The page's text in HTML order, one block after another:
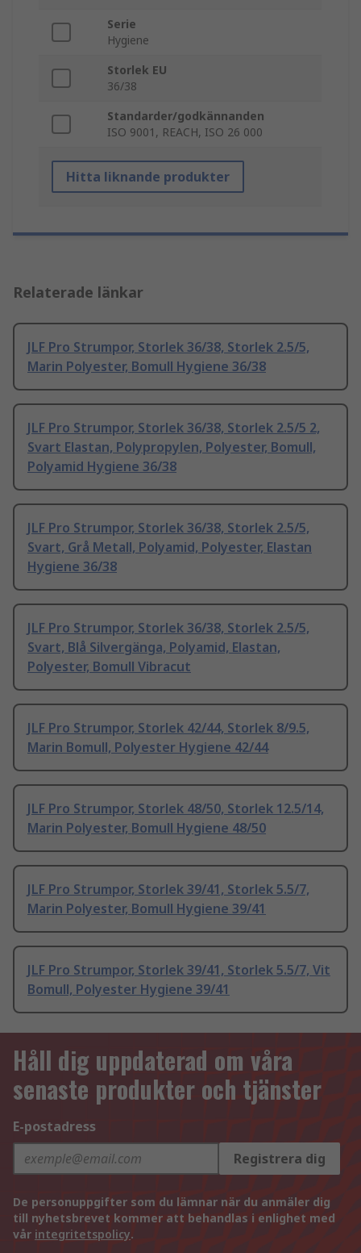
Serie
Hygiene
Storlek EU
36/38
Standarder/godkännanden
ISO 9001, REACH, ISO 26 000
Hitta liknande produkter
Relaterade länkar
JLF Pro Strumpor, Storlek 36/38, Storlek 2.5/5,
Marin Polyester, Bomull Hygiene 36/38
JLF Pro Strumpor, Storlek 36/38, Storlek 2.5/5 2,
Svart Elastan, Polypropylen, Polyester, Bomull,
Polyamid Hygiene 36/38
JLF Pro Strumpor, Storlek 36/38, Storlek 2.5/5,
Svart, Grå Metall, Polyamid, Polyester, Elastan
Hygiene 36/38
JLF Pro Strumpor, Storlek 36/38, Storlek 2.5/5,
Svart, Blå Silvergänga, Polyamid, Elastan,
Polyester, Bomull Vibracut
JLF Pro Strumpor, Storlek 42/44, Storlek 8/9.5,
Marin Bomull, Polyester Hygiene 42/44
JLF Pro Strumpor, Storlek 48/50, Storlek 12.5/14,
Marin Polyester, Bomull Hygiene 48/50
JLF Pro Strumpor, Storlek 39/41, Storlek 5.5/7,
Marin Polyester, Bomull Hygiene 39/41
JLF Pro Strumpor, Storlek 39/41, Storlek 5.5/7, Vit
Bomull, Polyester Hygiene 39/41
Håll dig uppdaterad om våra
senaste produkter och tjänster
E-postadress
Registrera dig
De personuppgifter som du lämnar när du anmäler dig
till nyhetsbrevet kommer att behandlas i enlighet med
vår integritetspolicy.